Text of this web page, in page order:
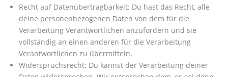
Recht auf Datenübertragbarkeit: Du hast das Recht, alle
deine personenbezogenen Daten von dem für die
Verarbeitung Verantwortlichen anzufordern und sie
vollständig an einen anderen für die Verarbeitung
Verantwortlichen zu übermitteln.
Widerspruchsrecht: Du kannst der Verarbeitung deiner